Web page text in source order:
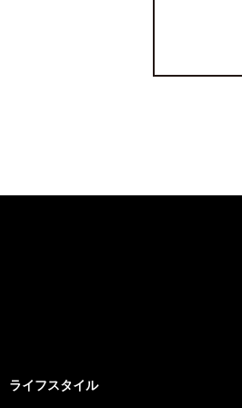
ライフスタイル